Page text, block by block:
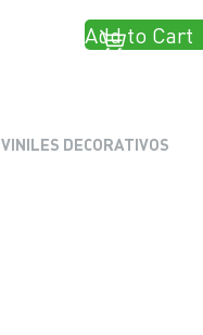
Add to Cart
VINILES DECORATIVOS